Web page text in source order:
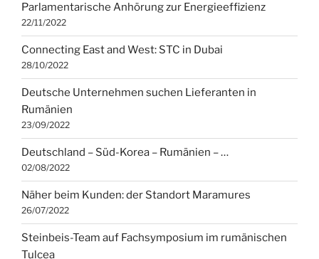
Parlamentarische Anhörung zur Energieeffizienz
22/11/2022
Connecting East and West: STC in Dubai
28/10/2022
Deutsche Unternehmen suchen Lieferanten in
Rumänien
23/09/2022
Deutschland – Süd-Korea – Rumänien – …
02/08/2022
Näher beim Kunden: der Standort Maramures
26/07/2022
Steinbeis-Team auf Fachsymposium im rumänischen
Tulcea